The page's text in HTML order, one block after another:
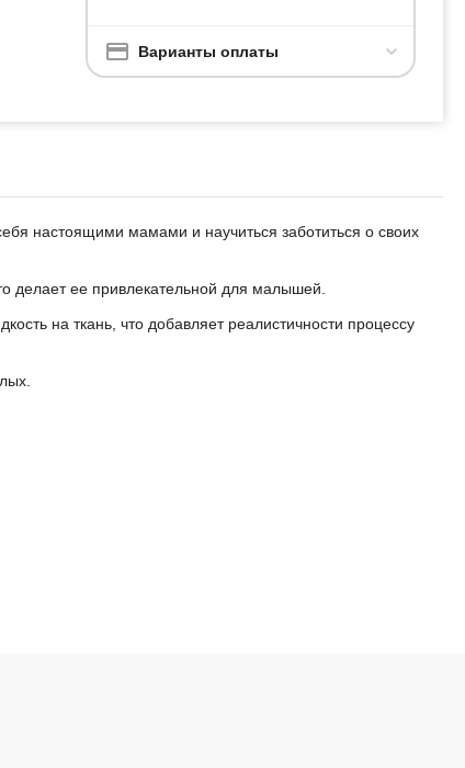
Варианты оплаты
настоящими мамами и научиться заботиться о своих
делает ее привлекательной для малышей.
на ткань, что добавляет реалистичности процессу